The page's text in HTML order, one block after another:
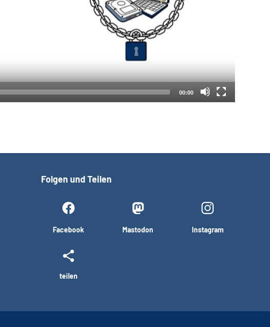
00:00
Folgen und Teilen
Facebook Mastodon Instagram
teilen